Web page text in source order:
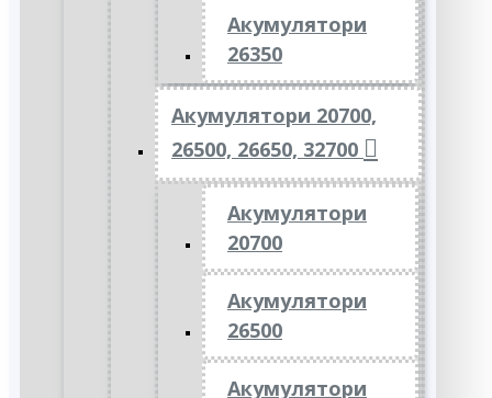
Акумулятори
26350
Акумулятори 20700,
26500, 26650, 32700
Акумулятори
20700
Акумулятори
26500
Акумулятори